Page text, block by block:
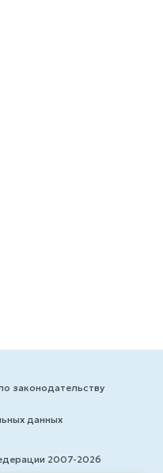
законодательству
данных
2007-2026